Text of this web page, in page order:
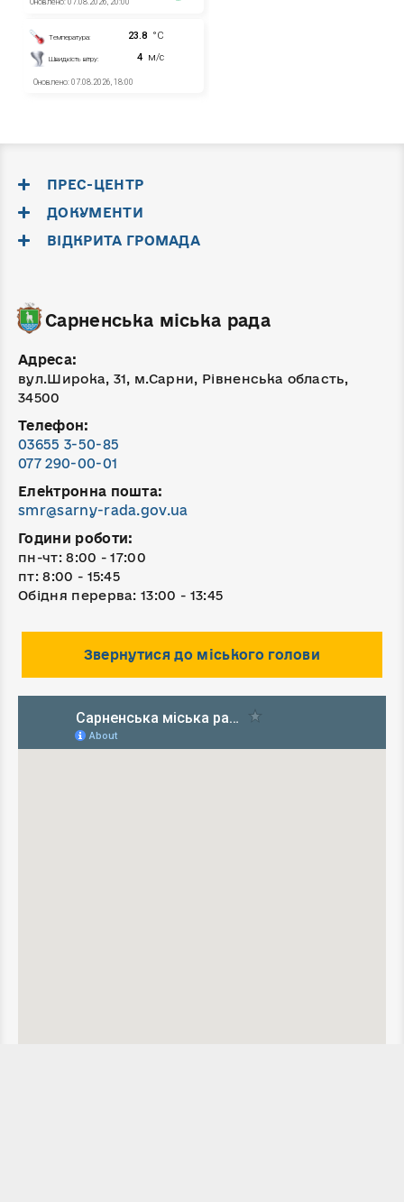
ПРЕС-ЦЕНТР
ДОКУМЕНТИ
ВІДКРИТА ГРОМАДА
Сарненська міська рада
Адреса:
вул.Широка, 31, м.Сарни, Рівненська область,
34500
Телефон:
03655 3-50-85
077 290-00-01
Електронна пошта:
smr@sarny-rada.gov.ua
Години роботи:
пн-чт: 8:00 - 17:00
пт: 8:00 - 15:45
Обідня перерва: 13:00 - 13:45
Звернутися до міського голови